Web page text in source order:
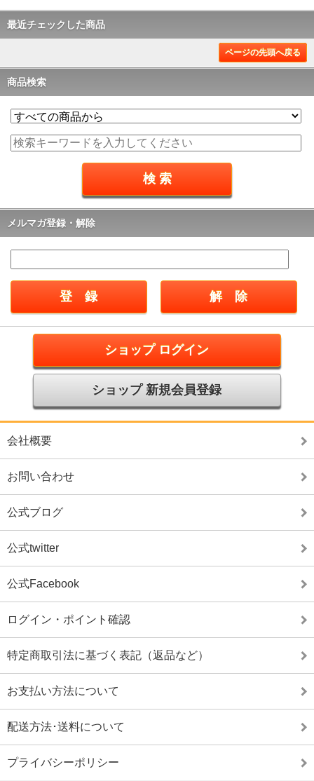
最近チェックした商品
ページの先頭へ戻る
商品検索
メルマガ登録・解除
ショップ ログイン
ショップ 新規会員登録
会社概要
お問い合わせ
公式ブログ
公式twitter
公式Facebook
ログイン・ポイント確認
特定商取引法に基づく表記（返品など）
お支払い方法について
配送方法･送料について
プライバシーポリシー